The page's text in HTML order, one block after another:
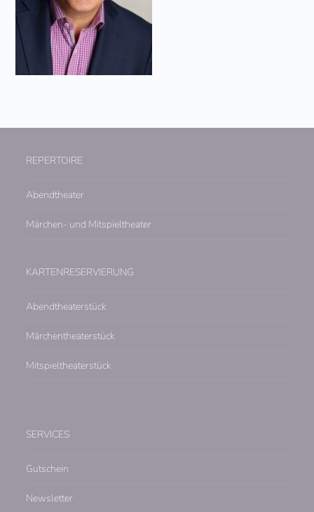
REPERTOIRE
Abendtheater
Märchen- und Mitspieltheater
KARTENRESERVIERUNG
Abendtheaterstück
Märchentheaterstück
Mitspieltheaterstück
SERVICES
Gutschein
Newsletter